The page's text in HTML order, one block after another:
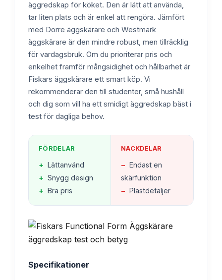
äggredskap för köket. Den är lätt att använda,
tar liten plats och är enkel att rengöra. Jämfört
med Dorre äggskärare och Westmark
äggskärare är den mindre robust, men tillräcklig
för vardagsbruk. Om du prioriterar pris och
enkelhet framför mångsidighet och hållbarhet är
Fiskars äggskärare ett smart köp. Vi
rekommenderar den till studenter, små hushåll
och dig som vill ha ett smidigt äggredskap bäst i
test för dagliga behov.
FÖRDELAR
+ Lättanvänd
+ Snygg design
+ Bra pris
NACKDELAR
− Endast en
skärfunktion
− Plastdetaljer
Specifikationer